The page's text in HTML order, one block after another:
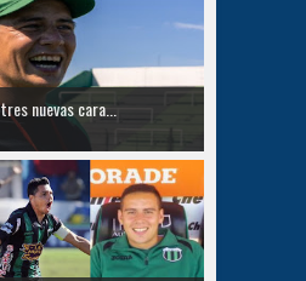
nuevas cara...